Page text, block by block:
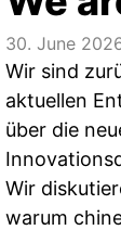
30. June
Wir sind
aktuellen
über die
Wir
warum